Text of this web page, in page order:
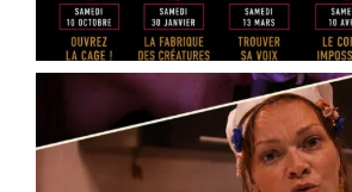
Ce spectacle mêle théâtre
médiatique et écriture
See More
Photo
View on Facebook · Share